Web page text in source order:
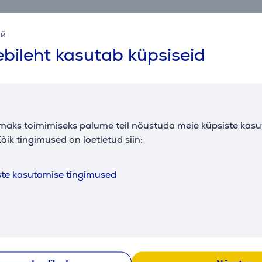
kasutab küpsiseid
toimimiseks palume teil nõustuda meie küpsiste
tingimused on loetletud siin:
kasutamise tingimused